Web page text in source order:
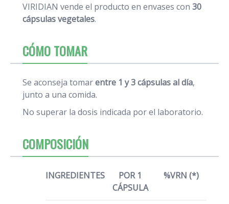
VIRIDIAN vende el producto en envases con 30
cápsulas vegetales.
CÓMO TOMAR
Se aconseja tomarentre 1 y 3 cápsulas al día,
junto a una comida.
No superar la dosis indicada por el laboratorio.
COMPOSICIÓN
INGREDIENTES
POR 1
CÁPSULA
%VRN (*)